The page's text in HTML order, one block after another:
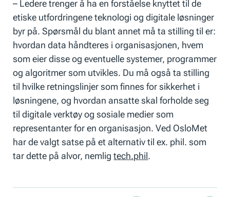
– Ledere trenger å ha en forståelse knyttet til de
etiske utfordringene teknologi og digitale løsninger
byr på. Spørsmål du blant annet må ta stilling til er:
hvordan data håndteres i organisasjonen, hvem
som eier disse og eventuelle systemer, programmer
og algoritmer som utvikles. Du må også ta stilling
til hvilke retningslinjer som finnes for sikkerhet i
løsningene, og hvordan ansatte skal forholde seg
til digitale verktøy og sosiale medier som
representanter for en organisasjon. Ved OsloMet
har de valgt satse på et alternativ til ex. phil. som
tar dette på alvor, nemligtech.phil.